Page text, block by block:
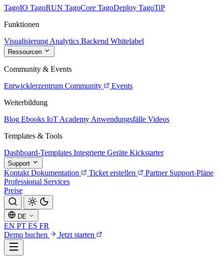
TagoIO TagoRUN TagoCore TagoDeploy TagoTiP
Funktionen
Visualisierung Analytics Backend Whitelabel
Ressourcen
Community & Events
Entwicklerzentrum Community
Events
Weiterbildung
Blog Ebooks IoT Academy Anwendungsfälle Videos
Templates & Tools
Dashboard-Templates Integrierte Geräte Kickstarter
Support
Kontakt Dokumentation Ticket erstellen Partner Support-Pläne
Professional Services
Preise
DE
EN PT ES FR
Demo buchen
Jetzt starten